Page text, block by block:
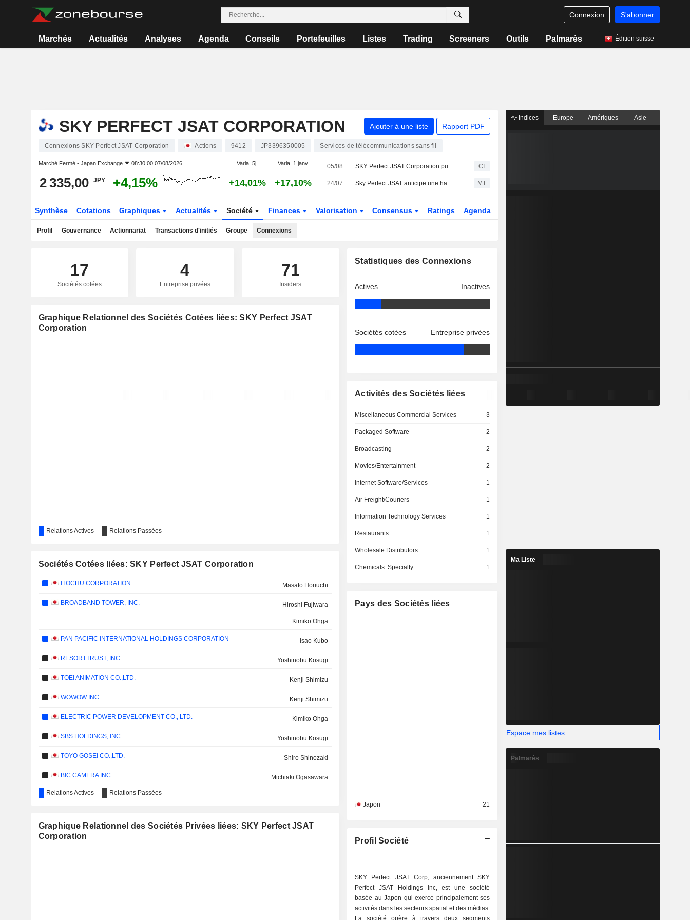
Connexion S'abonner
Marchés Actualités Analyses Agenda Conseils Portefeuilles Listes Trading Screeners Outils Palmarès Édition suisse
SKY PERFECT JSAT CORPORATION Ajouter à une liste Rapport PDF
Connexions SKY Perfect JSAT Corporation Actions 9412 JP3396350005 Services de télécommunications sans fil
Marché Fermé - Japan Exchange 08:30:00 07/08/2026 Varia. 5j. Varia. 1 janv.
2 335,00 JPY +4,15% +14,01% +17,10%
05/08 SKY Perfect JSAT Corporation publie ses résultats pour le premier trimestre clos le 30 juin 2026 CI
24/07 Sky Perfect JSAT anticipe une hausse de la demande de services d'imagerie satellite en Asie du Sud-Est MT
Synthèse Cotations Graphiques Actualités Société Finances Valorisation Consensus Ratings Agenda
Profil Gouvernance Actionnariat Transactions d'initiés Groupe Connexions
17
Sociétés cotées
4
Entreprise privées
71
Insiders
Graphique Relationnel des Sociétés Cotées liées: SKY Perfect JSAT
Corporation
Relations Actives Relations Passées
Sociétés Cotées liées: SKY Perfect JSAT Corporation
ITOCHU CORPORATION Masato Horiuchi
BROADBAND TOWER, INC. Hiroshi Fujiwara
Kimiko Ohga
PAN PACIFIC INTERNATIONAL HOLDINGS CORPORATION Isao Kubo
RESORTTRUST, INC. Yoshinobu Kosugi
TOEI ANIMATION CO.,LTD. Kenji Shimizu
WOWOW INC. Kenji Shimizu
ELECTRIC POWER DEVELOPMENT CO., LTD. Kimiko Ohga
SBS HOLDINGS, INC. Yoshinobu Kosugi
TOYO GOSEI CO.,LTD. Shiro Shinozaki
BIC CAMERA INC. Michiaki Ogasawara
WDI CORPORATION
FUJI MEDIA HOLDINGS, INC.
Relations Actives Relations Passées
Graphique Relationnel des Sociétés Privées liées: SKY Perfect JSAT
Corporation
Statistiques des Connexions
Actives Inactives
Sociétés cotées Entreprise privées
Activités des Sociétés liées
Miscellaneous Commercial Services 3
Packaged Software 2
Broadcasting 2
Movies/Entertainment 2
Internet Software/Services 1
Air Freight/Couriers 1
Information Technology Services 1
Restaurants 1
Wholesale Distributors 1
Chemicals: Specialty 1
Pays des Sociétés liées
Japon 21
Profil Société
SKY Perfect JSAT Corp, anciennement SKY
Perfect JSAT Holdings Inc, est une société
basée au Japon qui exerce principalement ses
activités dans les secteurs spatial et des médias.
La société opère à travers deux segments
Indices Europe Amériques Asie
Ma Liste
Espace mes listes
Palmarès